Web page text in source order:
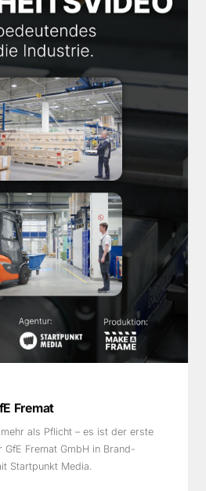
Fremat
als Pflicht – es ist der erste
Fremat GmbH in Brand-
Startpunkt Media.